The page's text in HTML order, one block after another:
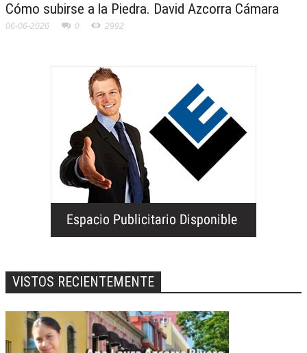
Cómo subirse a la Piedra. David Azcorra Cámara
06-06-2026 0 2992
VISTOS RECIENTEMENTE